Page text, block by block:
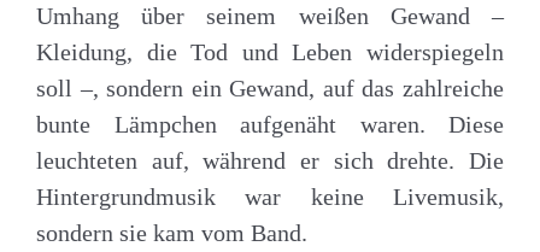
Umhang über seinem weißen Gewand –
Kleidung, die Tod und Leben widerspiegeln
soll –, sondern ein Gewand, auf das zahlreiche
bunte Lämpchen aufgenäht waren. Diese
leuchteten auf, während er sich drehte. Die
Hintergrundmusik war keine Livemusik,
sondern sie kam vom Band.